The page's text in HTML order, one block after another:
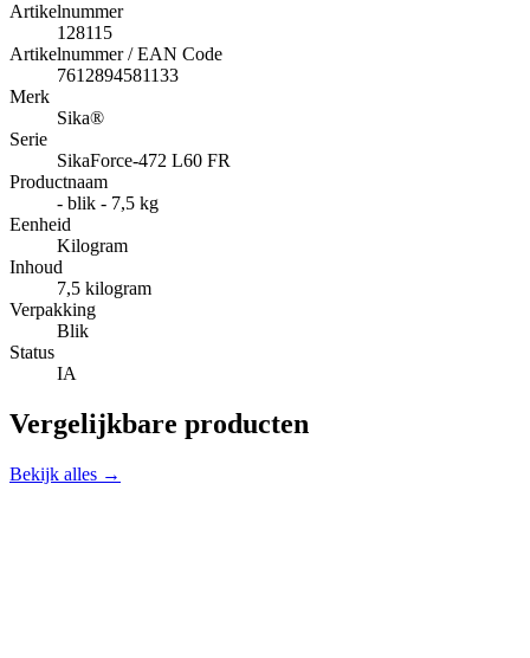
Artikelnummer
128115
Artikelnummer / EAN Code
7612894581133
Merk
Sika®
Serie
SikaForce-472 L60 FR
Productnaam
- blik - 7,5 kg
Eenheid
Kilogram
Inhoud
7,5 kilogram
Verpakking
Blik
Status
IA
Vergelijkbare producten
Bekijk alles →